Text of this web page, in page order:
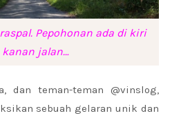
Pepohonan ada di kiri
kanan jalan…
dan teman-teman @vinslog,
sebuah gelaran unik dan